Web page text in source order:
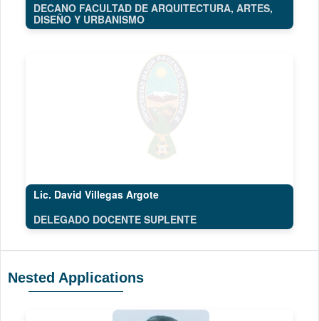
DECANO FACULTAD DE ARQUITECTURA, ARTES,
DISEÑO Y URBANISMO
Lic. David Villegas Argote
DELEGADO DOCENTE SUPLENTE
Nested Applications